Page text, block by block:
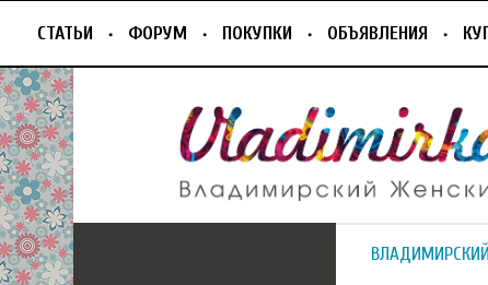
СТАТЬИ ФОРУМ ПОКУПКИ ОБЪЯВЛЕНИЯ